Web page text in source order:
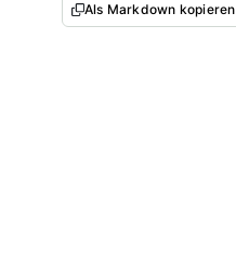
Als Markdown kopieren